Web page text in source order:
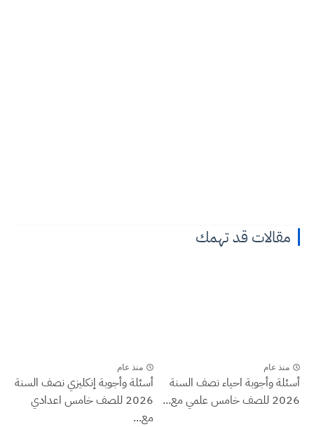
مقالات قد تهمك
منذ عام
أسئلة وأجوبة احياء نصف السنة
2026 للصف خامس علمي مع...
منذ عام
أسئلة وأجوبة إنكليزي نصف السنة
2026 للصف خامس اعدادي
مع...